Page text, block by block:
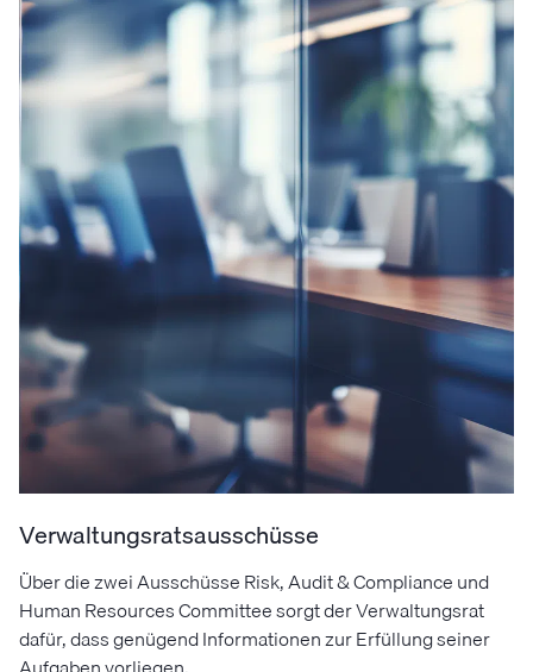
Verwaltungsratsausschüsse
Über die zwei Ausschüsse Risk, Audit & Compliance und
Human Resources Committee sorgt der Verwaltungsrat
dafür, dass genügend Informationen zur Erfüllung seiner